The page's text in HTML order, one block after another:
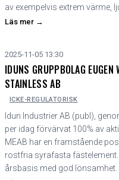
av exempelvis extrem värme,
Läs mer →
2025-11-05 13:30
IDUNS GRUPPBOLAG EUGEN
STAINLESS AB
ICKE-REGULATORISK
Idun Industrier AB (publ),
per idag förvärvat 100% av
MEAB har en framstående
rostfria syrafasta
årsbasis med god lönsamhet.